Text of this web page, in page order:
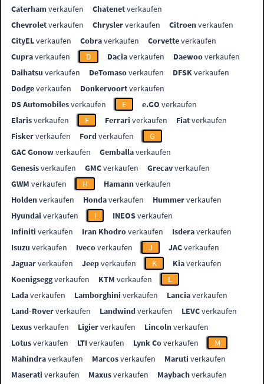
Caterhamverkaufen Chatenetverkaufen
Chevroletverkaufen Chryslerverkaufen Citroenverkaufen
CityELverkaufen Cobraverkaufen Corvetteverkaufen
Cupraverkaufen D Daciaverkaufen Daewooverkaufen
Daihatsu verkaufen DeTomasoverkaufen DFSKverkaufen
Dodgeverkaufen Donkervoortverkaufen
DS Automobilesverkaufen E e.GO verkaufen
Elarisverkaufen F Ferrari verkaufen Fiatverkaufen
Fiskerverkaufen Fordverkaufen
G
GAC Gonowverkaufen Gemballaverkaufen
Genesisverkaufen GMCverkaufen Grecavverkaufen
GWM verkaufen H Hamannverkaufen
Holdenverkaufen Hondaverkaufen Hummerverkaufen
Hyundai verkaufen I INEOSverkaufen
Infiniti verkaufen Iran Khodroverkaufen Isderaverkaufen
Isuzu verkaufen Ivecoverkaufen J JACverkaufen
Jaguarverkaufen Jeepverkaufen K Kiaverkaufen
Koenigseggverkaufen KTM verkaufen
L
Ladaverkaufen Lamborghini verkaufen Lanciaverkaufen
Land-Roververkaufen Landwindverkaufen LEVCverkaufen
Lexusverkaufen Ligierverkaufen Lincolnverkaufen
Lotusverkaufen LTIverkaufen Lynk Coverkaufen
M
Mahindraverkaufen Marcosverkaufen Maruti verkaufen
Maserati verkaufen Maxusverkaufen Maybachverkaufen